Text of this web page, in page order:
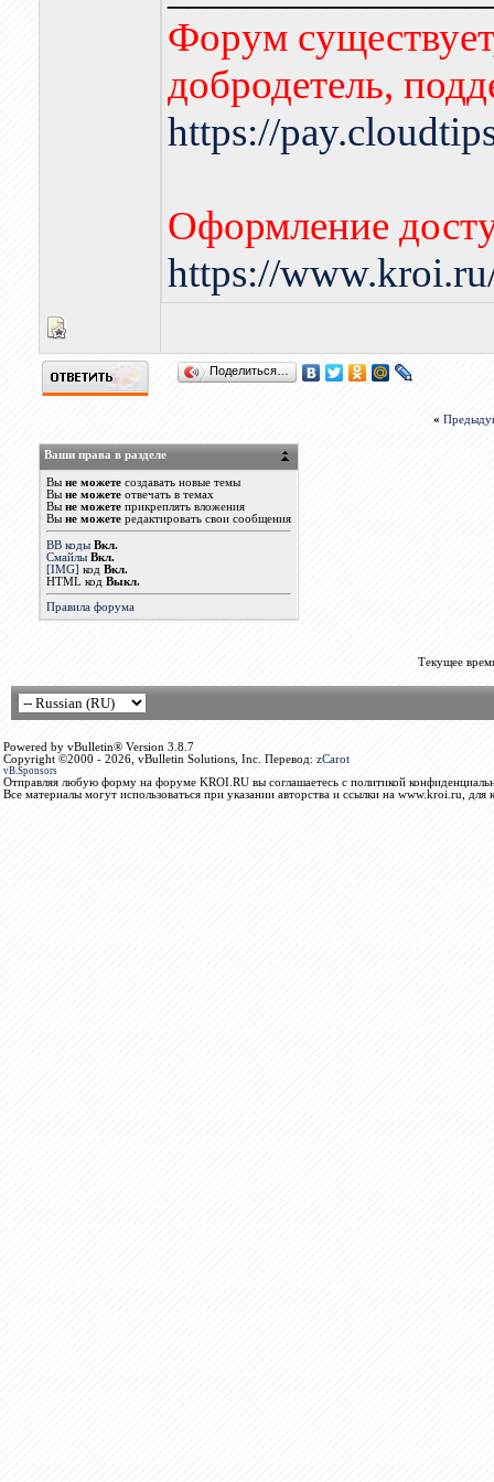
Форум
добродетель,
https://
Оформление
https://
Поделиться…
«
Ваши права в разделе
Вы не можетесоздавать новые темы
Вы не можетеотвечать в темах
Вы не можетеприкреплять вложения
Вы не можетередактировать свои сообщения
BB коды Вкл.
Смайлы Вкл.
[IMG] код Вкл.
HTML код Выкл.
Правила форума
Текущее
Powered by vBulletin® Version 3.8.7
Copyright ©2000 - 2026, vBulletin Solutions, Inc. Перевод: zCarot
vB.Sponsors
Отправляя любую форму на форуме KROI.RU вы соглашаетесь с политикой
Все материалы могут использоваться при указании авторства и ссылки на www.kroi.ru, для